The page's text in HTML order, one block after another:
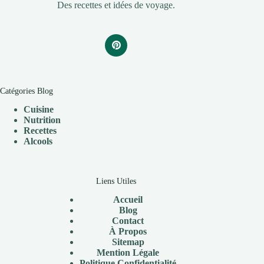
Des recettes et idées de voyage.
Catégories Blog
Cuisine
Nutrition
Recettes
Alcools
Liens Utiles
Accueil
Blog
Contact
À Propos
Sitemap
Mention Légale